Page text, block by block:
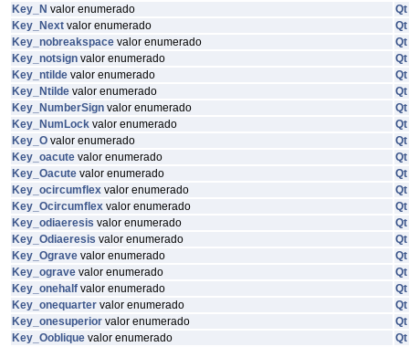
Key_N valor enumerado
Qt
Key_Next valor enumerado
Qt
Key_nobreakspace valor enumerado
Qt
Key_notsign valor enumerado
Qt
Key_ntilde valor enumerado
Qt
Key_Ntilde valor enumerado
Qt
Key_NumberSign valor enumerado
Qt
Key_NumLock valor enumerado
Qt
Key_O valor enumerado
Qt
Key_oacute valor enumerado
Qt
Key_Oacute valor enumerado
Qt
Key_ocircumflex valor enumerado
Qt
Key_Ocircumflex valor enumerado
Qt
Key_odiaeresis valor enumerado
Qt
Key_Odiaeresis valor enumerado
Qt
Key_Ograve valor enumerado
Qt
Key_ograve valor enumerado
Qt
Key_onehalf valor enumerado
Qt
Key_onequarter valor enumerado
Qt
Key_onesuperior valor enumerado
Qt
Key_Ooblique valor enumerado
Qt